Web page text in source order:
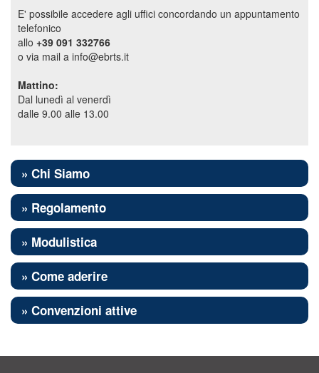
E' possibile accedere agli uffici concordando un appuntamento
telefonico
allo +39 091 332766
o via mail a info@ebrts.it
Mattino:
Dal lunedì al venerdì
dalle 9.00 alle 13.00
» Chi Siamo
» Regolamento
» Modulistica
» Come aderire
» Convenzioni attive